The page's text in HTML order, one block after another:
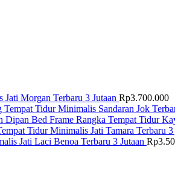
Morgan Terbaru 3 Jutaan Rp3.700.000
Tempat Tidur Minimalis Sandaran Jok
Dipan Bed Frame Rangka Tempat Tidur
Tidur Minimalis Jati Tamara Terbaru 3
Jati Laci Benoa Terbaru 3 Jutaan Rp